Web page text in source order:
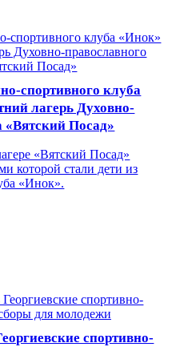
спортивного клуба
лагерь Духовно-
«Вятский Посад»
«Вятский Посад»
которой стали дети из
«Инок».
спортивно-